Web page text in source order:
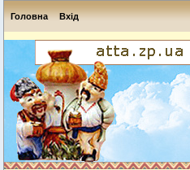
Головна Вхід